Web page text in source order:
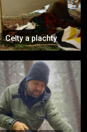
Celty a plachty